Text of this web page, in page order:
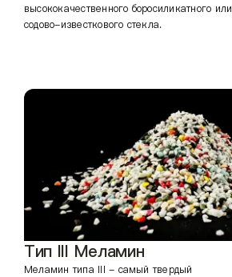
высококачественного боросиликатного или
содово-известкового стекла.
Тип III Меламин
Меламин типа III - самый твердый